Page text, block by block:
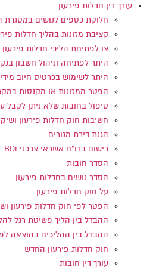
עורך דין חדלות פירעון
חלוקת כספים לנושים במסגרת
קציבת מזונות בהליך חדלות
צו לפתיחת הליכי חדלות פירעון
היתר לפתיחה וניהול חשבון
היתר לשימוש בכרטיס חיוב מידי
הפטר ממזונות או מקנסות
טיפול בחובות שלא ניתן לקבל
חשיבות חוק חדלות פירעון
הגנת דירת מגורים
רישום בדו"ח אשראי צרכני BDi או דן אנד ברדסטריט
הסדר חובות
הסדר נושים בחדלות פירעון
על חוק חדלות פירעון
הפטר לפי חוק חדלות פירעון
ההבדל בין הליך פשיטת רגל
ההבדל בין ההליכים בהוצאה
חוק חדלות פירעון החדש
עורך דין חובות